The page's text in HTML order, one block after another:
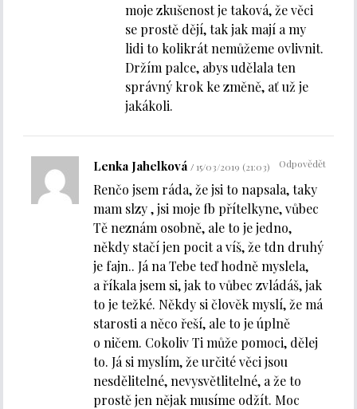
moje zkušenost je taková, že věci
se prostě dějí, tak jak mají a my
lidi to kolikrát nemůžeme ovlivnit.
Držím palce, abys udělala ten
správný krok ke změně, ať už je
jakákoli.
Lenka Jahelková 15/03/2019 (21:03)
Renčo jsem ráda, že jsi to napsala, taky
mam slzy , jsi moje fb přítelkyne, vůbec
Tě neznám osobně, ale to je jedno,
někdy stačí jen pocit a víš, že tdn druhý
je fajn.. Já na Tebe teď hodně myslela,
a říkala jsem si, jak to vůbec zvládáš, jak
to je težké. Někdy si člověk myslí, že má
starosti a něco řeší, ale to je úplně
o ničem. Cokoliv Ti může pomoci, dělej
to. Já si myslím, že určité věci jsou
nesdělitelné, nevysvětlitelné, a že to
prostě jen nějak musíme odžít. Moc
Odpovědět